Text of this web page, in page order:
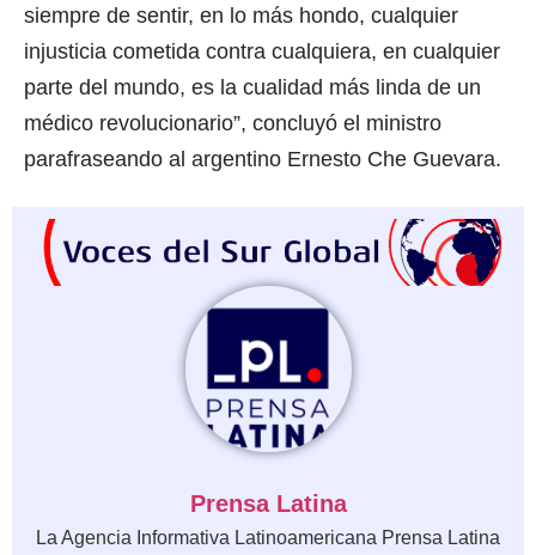
siempre de sentir, en lo más hondo, cualquier
injusticia cometida contra cualquiera, en cualquier
parte del mundo, es la cualidad más linda de un
médico revolucionario”, concluyó el ministro
parafraseando al argentino Ernesto Che Guevara.
Prensa Latina
La Agencia Informativa Latinoamericana Prensa Latina